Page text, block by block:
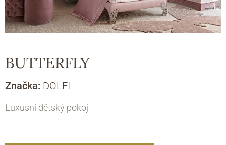
BUTTERFLY
Značka: DOLFI
Luxusní dětský pokoj